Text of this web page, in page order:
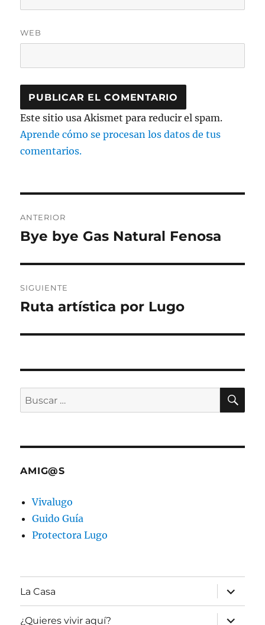
WEB
Este sitio usa Akismet para reducir el spam.
Aprende cómo se procesan los datos de tus
comentarios.
de
ANTERIOR
Entrada
Bye bye Gas Natural Fenosa
SIGUIENTE
Entrada
Ruta artística por Lugo
Buscar
por:
AMIG@S
Vivalugo
Guido Guía
Protectora Lugo
La Casa
expande
el
menú
inferior
¿Quieres vivir aquí?
expande